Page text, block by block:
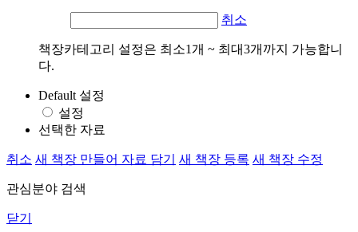
취소
책장카테고리 설정은 최소1개 ~ 최대3개까지 가능합니
다.
Default 설정
설정
선택한 자료
취소 새 책장 만들어 자료 담기 새 책장 등록 새 책장 수정
관심분야 검색
닫기